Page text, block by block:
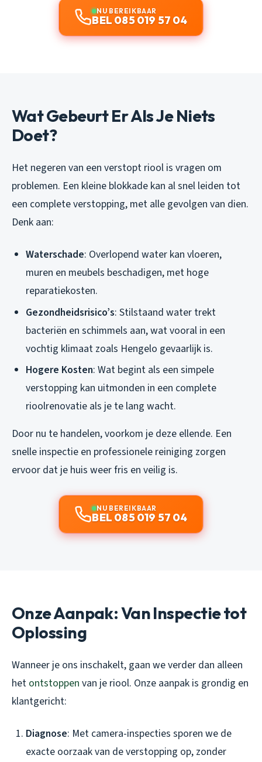
NU BEREIKBAAR
BEL 085 019 57 04
Wat Gebeurt Er Als Je Niets
Doet?
Het negeren van een verstopt riool is vragen om
problemen. Een kleine blokkade kan al snel leiden tot
een complete verstopping, met alle gevolgen van dien.
Denk aan:
Waterschade: Overlopend water kan vloeren,
muren en meubels beschadigen, met hoge
reparatiekosten.
Gezondheidsrisico’s: Stilstaand water trekt
bacteriën en schimmels aan, wat vooral in een
vochtig klimaat zoals Hengelo gevaarlijk is.
Hogere Kosten: Wat begint als een simpele
verstopping kan uitmonden in een complete
rioolrenovatie als je te lang wacht.
Door nu te handelen, voorkom je deze ellende. Een
snelle inspectie en professionele reiniging zorgen
ervoor dat je huis weer fris en veilig is.
NU BEREIKBAAR
BEL 085 019 57 04
Onze Aanpak: Van Inspectie tot
Oplossing
Wanneer je ons inschakelt, gaan we verder dan alleen
het ontstoppen van je riool. Onze aanpak is grondig en
klantgericht:
Diagnose: Met camera-inspecties sporen we de
exacte oorzaak van de verstopping op, zonder